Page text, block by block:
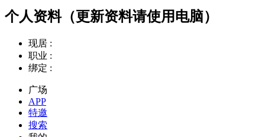
个人资料（更新资料请使用电脑）
现居 :
职业 :
绑定 :
广场
APP
特邀
搜索